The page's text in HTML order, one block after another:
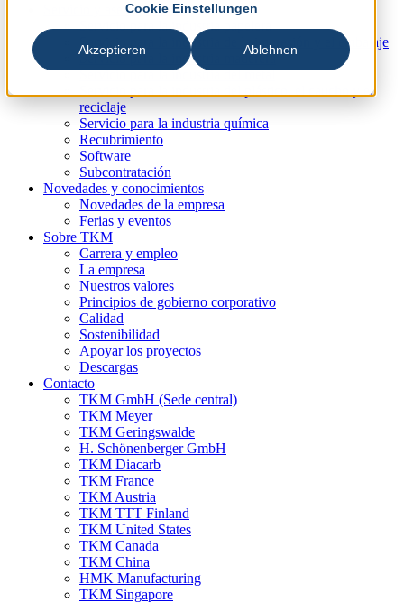
Cookie Einstellungen
Akzeptieren Ablehnen
Servicio y asesoramiento
Servicio para la industria papelera
Servicio para la industria de la impresión y el embalaje
Servicio para la industria maderera
Servicio para la industria del metal
Servicio para la industria del plástico, el caucho y el
reciclaje
Servicio para la industria química
Recubrimiento
Software
Subcontratación
Novedades y conocimientos
Novedades de la empresa
Ferias y eventos
Sobre TKM
Carrera y empleo
La empresa
Nuestros valores
Principios de gobierno corporativo
Calidad
Sostenibilidad
Apoyar los proyectos
Descargas
Contacto
TKM GmbH (Sede central)
TKM Meyer
TKM Geringswalde
H. Schönenberger GmbH
TKM Diacarb
TKM France
TKM Austria
TKM TTT Finland
TKM United States
TKM Canada
TKM China
HMK Manufacturing
TKM Singapore